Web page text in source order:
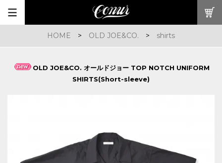
HOME > OLD JOE&CO. > shirts
OLD JOE&CO. オールドジョー TOP NOTCH UNIFORM
SHIRTS(Short-sleeve)